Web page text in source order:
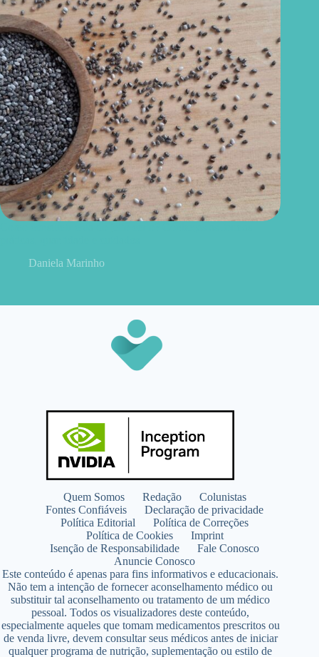
Daniela Marinho
Quem Somos Redação
Colunistas
Fontes Confiáveis
Declaração de privacidade
Política Editorial
Política de Correções
Política de Cookies
Imprint
Isenção de Responsabilidade
Fale Conosco
Anuncie Conosco
Este conteúdo é apenas para fins informativos e educacionais.
Não tem a intenção de fornecer aconselhamento médico ou
substituir tal aconselhamento ou tratamento de um médico
pessoal. Todos os visualizadores deste conteúdo,
especialmente aqueles que tomam medicamentos prescritos ou
de venda livre, devem consultar seus médicos antes de iniciar
qualquer programa de nutrição, suplementação ou estilo de